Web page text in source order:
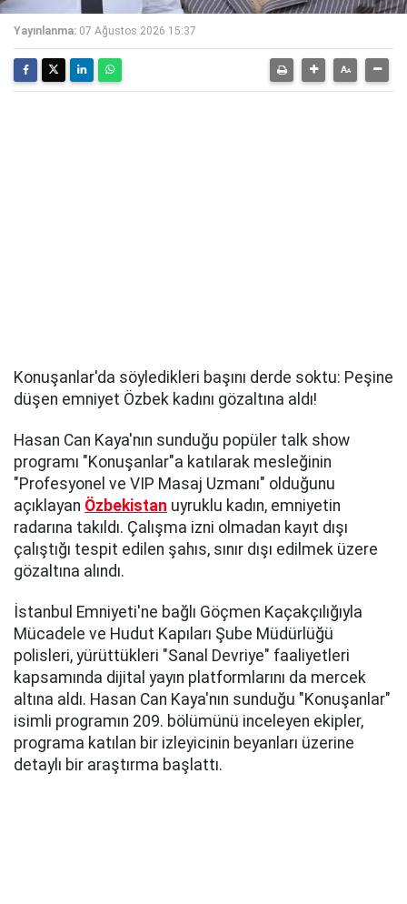
Yayınlanma: 07 Ağustos 2026 15:37
Konuşanlar'da söyledikleri başını derde soktu: Peşine
düşen emniyet Özbek kadını gözaltına aldı!
Hasan Can Kaya'nın sunduğu popüler talk show
programı "Konuşanlar"a katılarak mesleğinin
"Profesyonel ve VIP Masaj Uzmanı" olduğunu
açıklayan Özbekistan uyruklu kadın, emniyetin
radarına takıldı. Çalışma izni olmadan kayıt dışı
çalıştığı tespit edilen şahıs, sınır dışı edilmek üzere
gözaltına alındı.
İstanbul Emniyeti'ne bağlı Göçmen Kaçakçılığıyla
Mücadele ve Hudut Kapıları Şube Müdürlüğü
polisleri, yürüttükleri "Sanal Devriye" faaliyetleri
kapsamında dijital yayın platformlarını da mercek
altına aldı. Hasan Can Kaya'nın sunduğu "Konuşanlar"
isimli programın 209. bölümünü inceleyen ekipler,
programa katılan bir izleyicinin beyanları üzerine
detaylı bir araştırma başlattı.